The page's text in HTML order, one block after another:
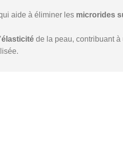
aide à éliminer les microrides
élasticité de la peau, contribuant